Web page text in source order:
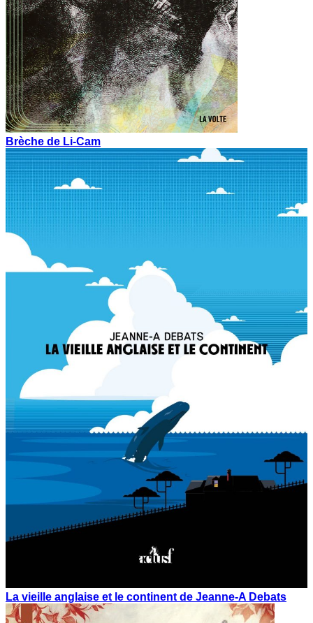
Brèche de Li-Cam
La vieille anglaise et le continent de Jeanne-A Debats